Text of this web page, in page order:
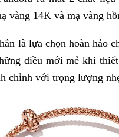
vàng 14K và mạ vàng
là lựa chọn hoàn hảo
điều mới mẻ khi thiết
chỉnh với trọng lượng